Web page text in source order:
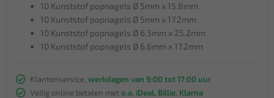
10 Kunststof popnagels Ø 5mm x 15.8mm
10 Kunststof popnagels Ø 5mm x 17.2mm
10 Kunststof popnagels Ø 6.3mm x 25.2mm
10 Kunststof popnagels Ø 6.6mm x 17.2mm
Klantenservice, werkdagen van 9:00 tot 17:00 uur
Veilig online betalen met o.a. iDeal, Billie, Klarna